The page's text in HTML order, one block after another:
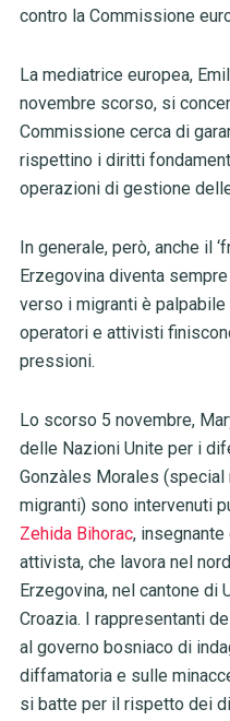
contro la Commissione
La mediatrice europea,
novembre scorso, si
Commissione cerca di
rispettino i diritti
operazioni di gestione
In generale, però, anche il
Erzegovina diventa
verso i migranti è palpabile
operatori e attivisti
pressioni.
Lo scorso 5 novembre,
delle Nazioni Unite per i
Gonzàles Morales
migranti) sono intervenuti
Zehida Bihorac,
attivista, che lavora nel
Erzegovina, nel cantone di
Croazia. I rappresentanti
al governo bosniaco di
diffamatoria e sulle
si batte per il rispetto dei